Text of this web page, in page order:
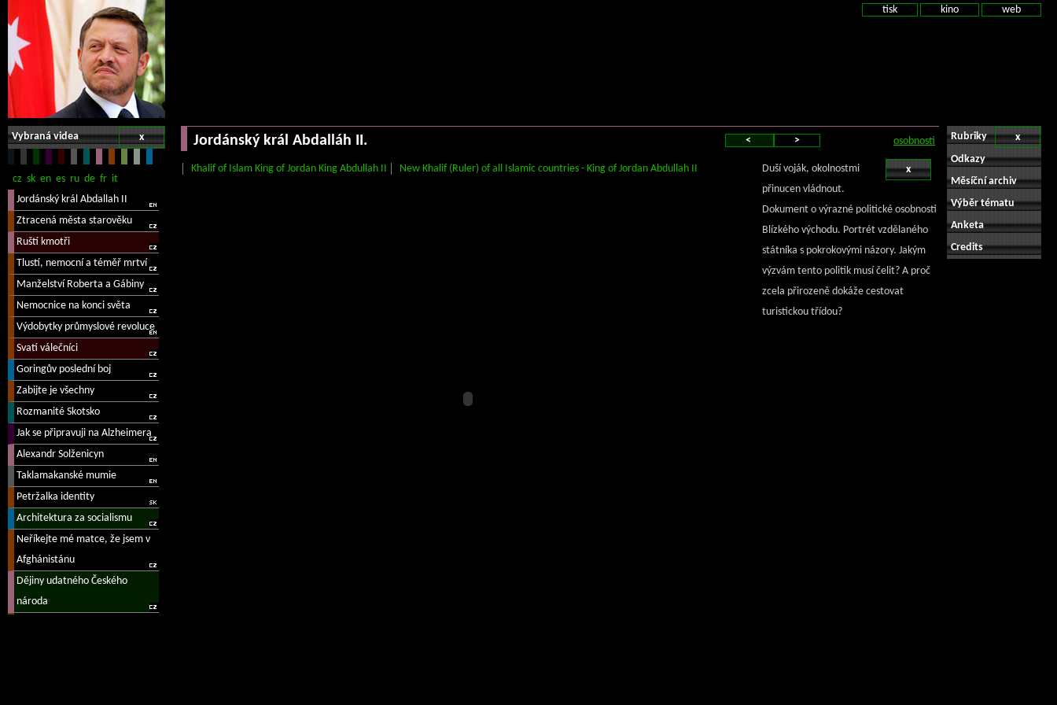
tisk kino web
x
Vybraná videa osobnosti
< >
Jordánský král Abdalláh II.
Khalif of Islam King of Jordan King Abdullah II New Khalif (Ruler) of all Islamic countries - King of Jordan Abdullah II x
Duší voják, okolnostmi
přinucen vládnout.
Dokument o výrazné politické osobnosti
Blízkého východu. Portrét vzdělaného
státníka s pokrokovými názory. Jakým
výzvám tento politik musí čelit? A proč
zcela přirozeně dokáže cestovat
turistickou třídou?
x
Rubriky
Odkazy
Měsíční archiv
Výběr tématu
Anketa
Credits